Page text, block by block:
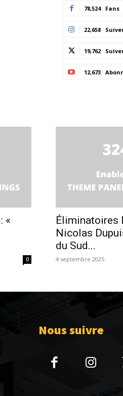
78,524 Fans
22,658
19,762
12,673
«
0
Éliminatoires
Nicolas
du Sud...
4 septembre 2025
Nous suivre